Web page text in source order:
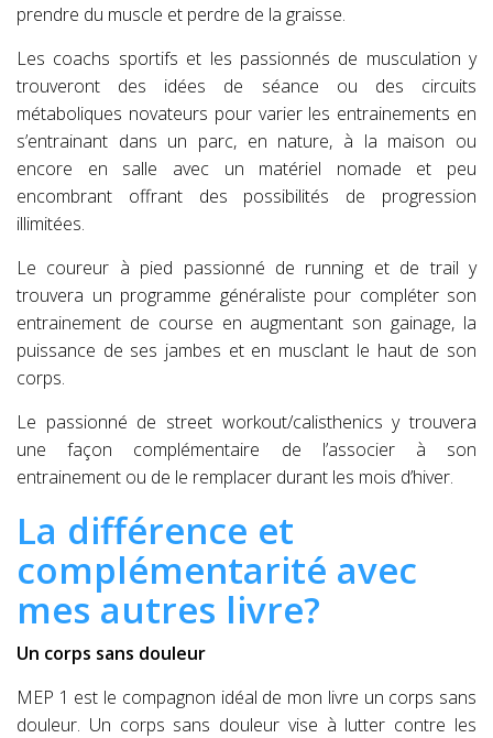
prendre du muscle et perdre de la graisse.
Les coachs sportifs et les passionnés de musculation y
trouveront des idées de séance ou des circuits
métaboliques novateurs pour varier les entrainements en
s’entrainant dans un parc, en nature, à la maison ou
encore en salle avec un matériel nomade et peu
encombrant offrant des possibilités de progression
illimitées.
Le coureur à pied passionné de running et de trail y
trouvera un programme généraliste pour compléter son
entrainement de course en augmentant son gainage, la
puissance de ses jambes et en musclant le haut de son
corps.
Le passionné de street workout/calisthenics y trouvera
une façon complémentaire de l’associer à son
entrainement ou de le remplacer durant les mois d’hiver.
La différence et
complémentarité avec
mes autres livre?
Un corps sans douleur
MEP 1 est le compagnon idéal de mon livre un corps sans
douleur. Un corps sans douleur vise à lutter contre les